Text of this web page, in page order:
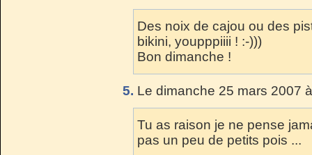
Des noix de cajou ou des
bikini, youpppiiii ! :-)))
Bon dimanche !
5. Le dimanche 25 mars 2007
Tu as raison je ne pense
pas un peu de petits pois ...